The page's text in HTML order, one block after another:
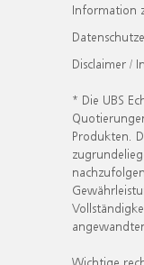
Information
Disclaimer /
* Die UBS
Produkten.